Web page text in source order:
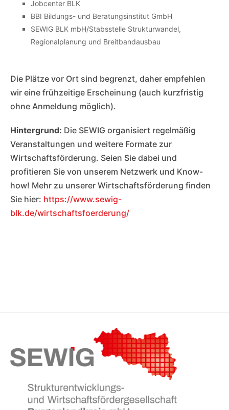
Jobcenter BLK
BBI Bildungs- und Beratungsinstitut GmbH
SEWIG BLK mbH/Stabsstelle Strukturwandel,
Regionalplanung und Breitbandausbau
Die Plätze vor Ort sind begrenzt, daher empfehlen
wir eine frühzeitige Erscheinung (auch kurzfristig
ohne Anmeldung möglich).
Hintergrund: Die SEWIG organisiert regelmäßig
Veranstaltungen und weitere Formate zur
Wirtschaftsförderung. Seien Sie dabei und
profitieren Sie von unserem Netzwerk und Know-
how! Mehr zu unserer Wirtschaftsförderung finden
Sie hier: https://www.sewig-
blk.de/wirtschaftsfoerderung/